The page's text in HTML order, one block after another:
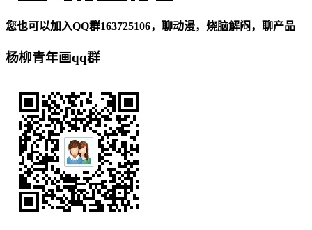
您也可以加入QQ群163725106，聊动漫，烧脑解闷，聊产品
杨柳青年画qq群